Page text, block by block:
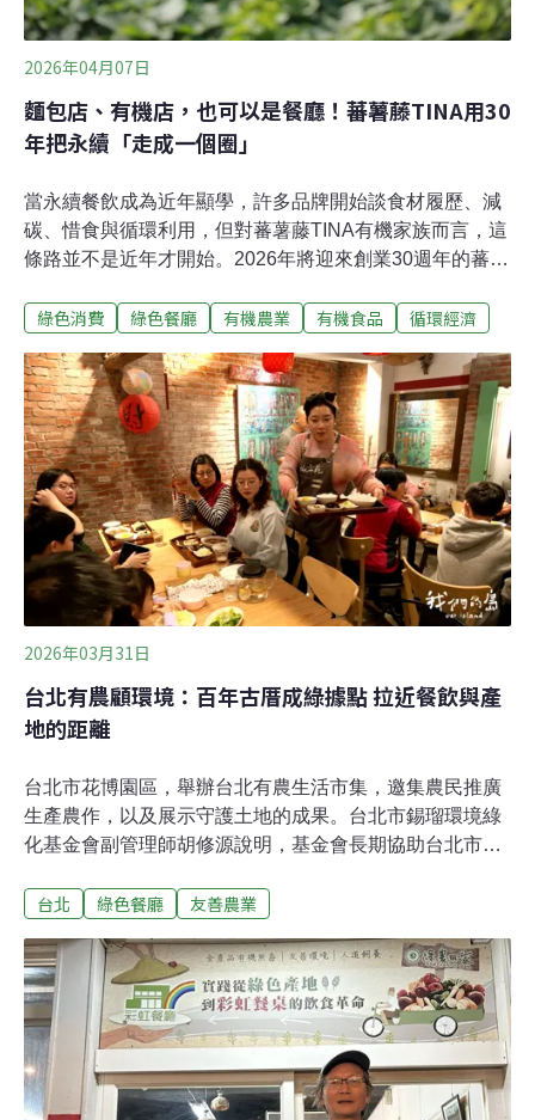
2026年04月07日
麵包店、有機店，也可以是餐廳！蕃薯藤TINA用30
年把永續「走成一個圈」
當永續餐飲成為近年顯學，許多品牌開始談食材履歷、減
碳、惜食與循環利用，但對蕃薯藤TINA有機家族而言，這
條路並不是近年才開始。2026年將迎來創業30週年的蕃薯
房、零售與食農教育體系，並在2025年獲得綠色餐飲指南
圈」的餐飲系統。不是先談永續 而是先把食物做好執行長
顯妘說，這個「圈」並不是一開始就被規劃得很完整，而
是在30年的經營中，一步一步長出來的。她說，與外界想
像不同的是，蕃薯藤並不是從農場起家，而是先從有機零
售出發。30年前，團隊先開了一家傳統有機店，但很快就
發現，在那個年代，有機仍被視為相當冷門的市場，走進
店裡的人常被想像成特別養生，或是身體出了狀況。「那
個畫面不是我們想要的。」於是20多年前，團隊在桃園大
溪開了第一家景觀餐廳，也就是後來的TINA廚房。餐廳定
位不是高調宣傳有機，而
綠色消費 綠色餐廳 有機農業 有機食品 循環經濟
2026年03月31日
台北有農顧環境：百年古厝成綠據點 拉近餐飲與產
地的距離
台北市花博園區，舉辦台北有農生活市集，邀集農民推廣
生產農作，以及展示守護土地的成果。台北市錫瑠環境綠
化基金會副管理師胡修源說明，基金會長期協助台北市政
驗抓周儀式 結合綠色餐飲台北市士林區一棟百年古宅，保
人租下古宅，創辦綠色餐飲工作室，舉辦傳統抓周活動，
提供親子活動的場所。參加抓周儀式的幼兒，體驗穿戴虎
衣虎帽，敲智慧鑼的完整流程，最後來到抓周選擇職業的
重頭戲，嬰兒在多樣的職業代表物中，作出人生的決定。
在古厝，曾琳靜除了進行文化活動，同時推廣在地自然的
綠色餐飲。曾琳靜的母親張淑雯，協助餐飲的製作，母女
台北 綠色餐廳 友善農業